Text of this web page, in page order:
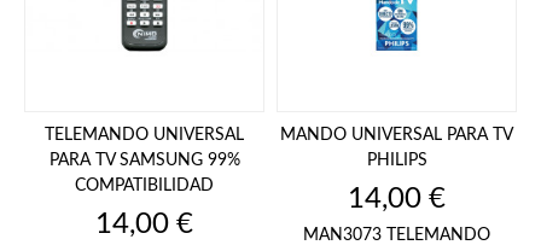
TELEMANDO UNIVERSAL
PARA TV SAMSUNG 99%
COMPATIBILIDAD
Precio
14,00 €
MANDO UNIVERSAL PARA TV
PHILIPS
Precio
14,00 €
MAN3073 TELEMANDO